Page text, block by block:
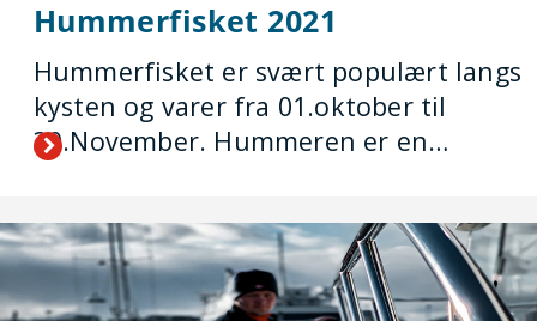
Hummerfisket 2021
Hummerfisket er svært populært langs
kysten og varer fra 01.oktober til
30.November. Hummeren er en…